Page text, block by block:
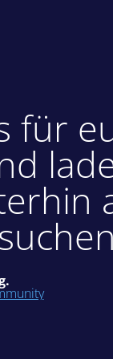
für